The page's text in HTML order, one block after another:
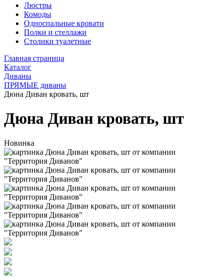
Люстры
Комоды
Односпальные кровати
Полки и стеллажи
Столики туалетные
Главная страница
Каталог
Диваны
ПРЯМЫЕ диваны
Дюна Диван кровать, шт
Дюна Диван кровать, шт
Новинка